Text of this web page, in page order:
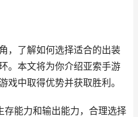
，了解如何选择适合的出装
。本文将为你介绍亚索手游
戏中取得优势并获取胜利。
存能力和输出能力，合理选择